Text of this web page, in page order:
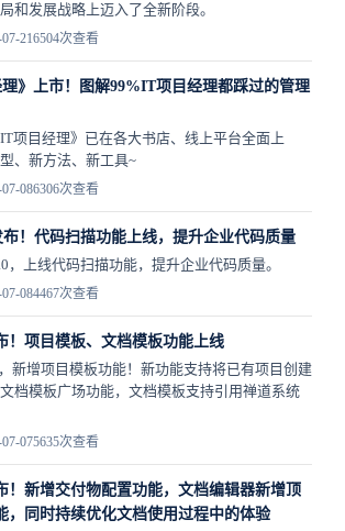
和发展战略上迈入了全新阶段。
216504次查看
理》上市！图解99%IT项目经理都踩过的管理
项目经理》已在各大书店、线上平台全面上
、新方法、新工具~
086306次查看
布！代码扫描功能上线，提升企业代码质量
，上线代码扫描功能，提升企业代码质量。
084467次查看
！项目模板、文档模板功能上线
新增项目模板功能！新功能支持将已有项目创建
档模板广场功能，文档模板支持引用禅道系统
075635次查看
！新增交付物配置功能，文档编辑器新增顶
，同时持续优化文档使用过程中的体验